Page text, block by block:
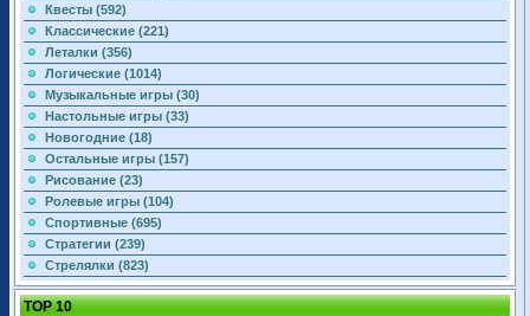
Квесты (592)
Классические (221)
Леталки (356)
Логические (1014)
Музыкальные игры (30)
Настольные игры (33)
Новогодние (18)
Остальные игры (157)
Рисование (23)
Ролевые игры (104)
Спортивные (695)
Стратегии (239)
Стрелялки (823)
TOP 10